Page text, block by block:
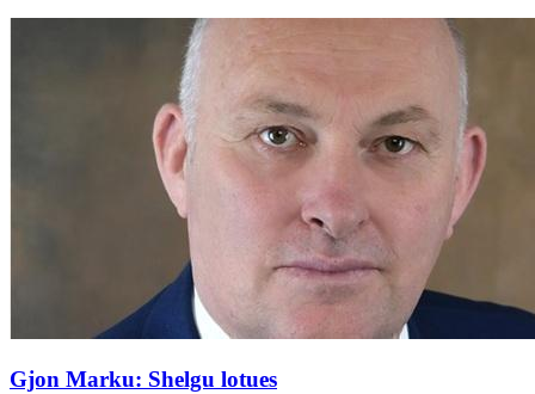
Gjon Marku: Shelgu lotues